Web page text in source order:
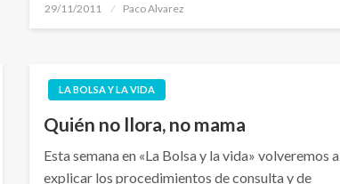
Publicado
29/11/2011 Paco Alvarez
LA BOLSA Y LA VIDA
Quién no llora, no mama
Esta semana en «La Bolsa y la vida» volveremos a
explicar los procedimientos de consulta y de